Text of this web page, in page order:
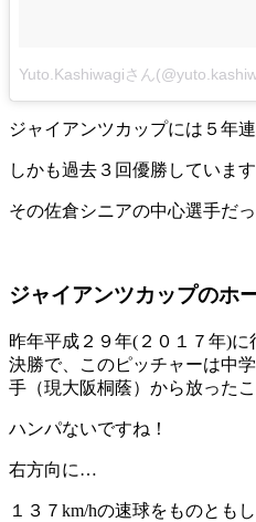
Yuto.Kashiwagiさん
ジャイアンツカップには５年
しかも過去３回優勝しています
その佐倉シニアの中心選手だっ
ジャイアンツカップのホ
昨年平成２９年(２０１７年)
決勝で、このピッチャーは中
手（現大阪桐蔭）から放ったこ
ハンパないですね！
右方向に…
１３７km/hの速球をものとも